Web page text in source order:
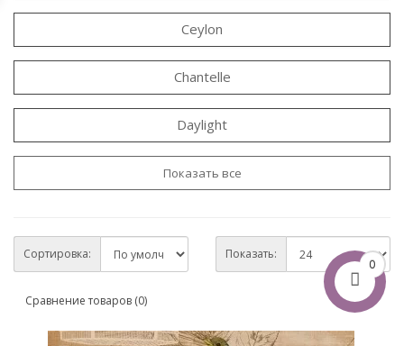
0
Ceylon
Chantelle
Daylight
Показать все
Сортировка: Показать:
Сравнение товаров (0)